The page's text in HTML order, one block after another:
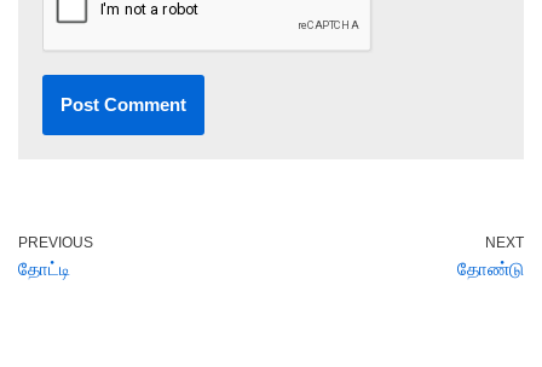
PREVIOUS
தோட்டி
NEXT
தோண்டு